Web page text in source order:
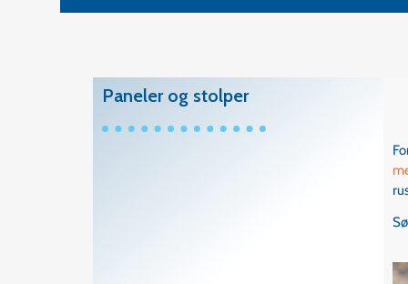
Paneler og stolper